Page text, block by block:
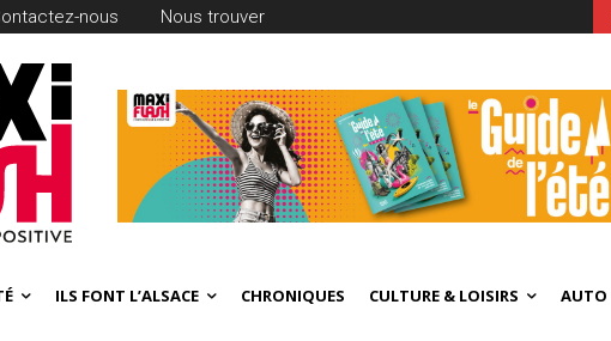
nous Nous trouver
ILS FONT L’ALSACE CHRONIQUES CULTURE & LOISIRS AUTO